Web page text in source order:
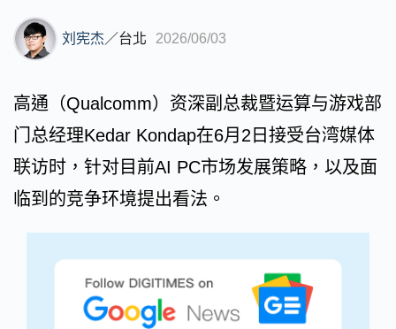
刘宪杰／台北 2026/06/03
高通（Qualcomm）资深副总裁暨运算与游戏部
门总经理Kedar Kondap在6月2日接受台湾媒体
联访时，针对目前AI PC市场发展策略，以及面
临到的竞争环境提出看法。